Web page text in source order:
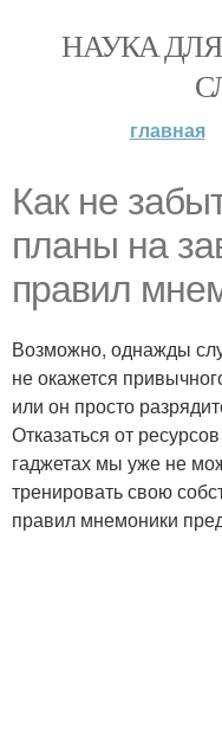
НАУКА
главная
Как не
планы на
правил
Возможно, однажды
не окажется
или он просто
Отказаться от
гаджетах мы уже не
тренировать свою
правил мнемоники